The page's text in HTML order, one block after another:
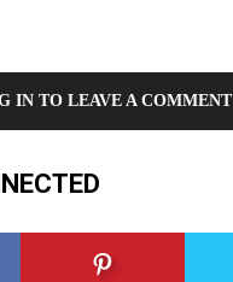
IN TO LEAVE A COMMENT